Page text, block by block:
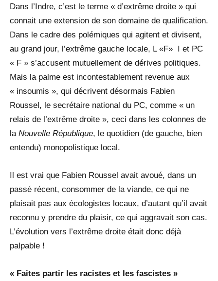
Dans l’Indre, c’est le terme « d’extrême droite » qui
connait une extension de son domaine de qualification.
Dans le cadre des polémiques qui agitent et divisent,
au grand jour, l’extrême gauche locale, L «F» I et PC
« F » s’accusent mutuellement de dérives politiques.
Mais la palme est incontestablement revenue aux
« insoumis », qui décrivent désormais Fabien
Roussel, le secrétaire national du PC, comme « un
relais de l’extrême droite », ceci dans les colonnes de
la Nouvelle République, le quotidien (de gauche, bien
entendu) monopolistique local.
Il est vrai que Fabien Roussel avait avoué, dans un
passé récent, consommer de la viande, ce qui ne
plaisait pas aux écologistes locaux, d’autant qu’il avait
reconnu y prendre du plaisir, ce qui aggravait son cas.
L’évolution vers l’extrême droite était donc déjà
palpable !
« Faites partir les racistes et les fascistes »